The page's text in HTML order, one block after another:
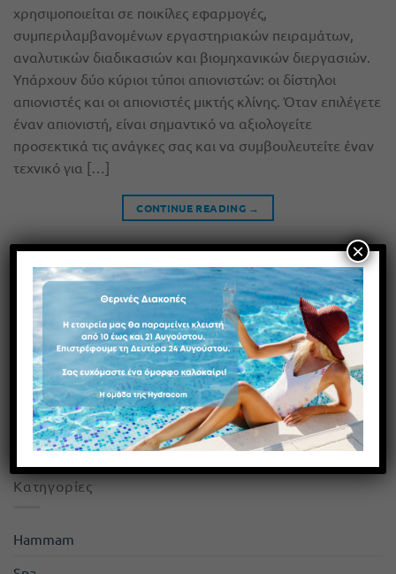
χρησιμοποιείται σε ποικίλες εφαρμογές,
συμπεριλαμβανομένων εργαστηριακών πειραμάτων,
αναλυτικών διαδικασιών και βιομηχανικών διεργασιών.
Υπάρχουν δύο κύριοι τύποι απιονιστών: οι δίστηλοι
απιονιστές και οι απιονιστές μικτής κλίνης. Όταν επιλέγετε
έναν απιονιστή, είναι σημαντικό να αξιολογείτε
προσεκτικά τις ανάγκες σας και να συμβουλευτείτε έναν
τεχνικό για […]
CONTINUE READING →
Posted inΑπιονιστές
Blog & Οδηγοί Hydracom
Άρθρα, οδηγοί και πρακτικές συμβουλές από την ομάδα
της Hydracom για spa, σάουνα, hammam, πισίνα και
επεξεργασία νερού βασισμένα σε εμπειρία από το 1994.
Kατηγορίες
Hammam
×